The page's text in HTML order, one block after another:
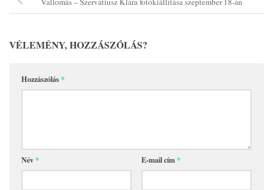
VÉLEMÉNY, HOZZÁSZÓLÁS?
Hozzászólás*
Név* E-mail cím*